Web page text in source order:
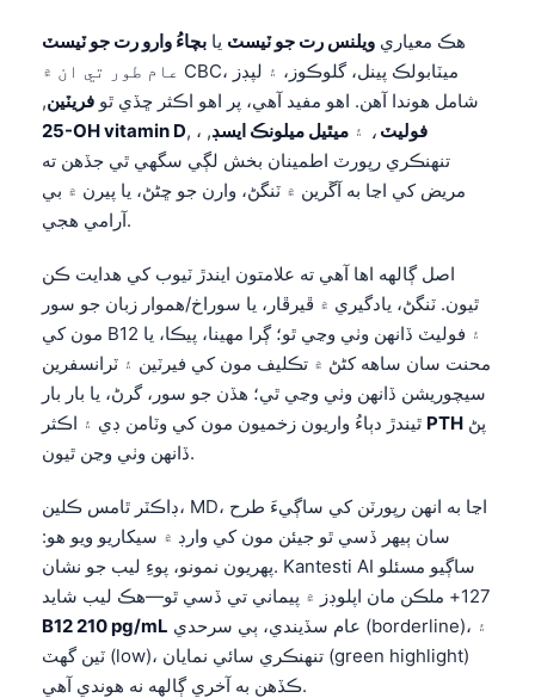
هڪ معياري ويلنس رت جو ٽيسٽ يا بچاءُ وارو رت جو ٽيسٽ
عام طور تي ان ۾ CBC، ميٽابولڪ پينل، گلوڪوز، ۽ لپڊز
شامل هوندا آهن. اهو مفيد آهي، پر اهو اڪثر ڇڏي ٿو فريٽين,
25-OH vitamin D, فوليٽ ، ۽ ميٿيل ميلونڪ ايسڊ, ،
تنهنڪري رپورٽ اطمينان بخش لڳي سگهي ٿي جڏهن ته
مريض کي اڃا به آڱرين ۾ ٽنگڻ، وارن جو ڇڻڻ، يا پيرن ۾ بي
آرامي هجي.
اصل ڳالهه اها آهي ته علامتون ايندڙ ٽيوب کي هدايت ڪن
ٿيون. ٽنگڻ، يادگيري ۾ ڦيرڦار، يا سوراخ/هموار زبان جو سور
مون کي B12 ۽ فوليٽ ڏانهن وٺي وڃي ٿو؛ ڳرا مهينا، پيڪا، يا
محنت سان ساهه کڻڻ ۾ تڪليف مون کي فيرٽين ۽ ٽرانسفرين
سيچوريشن ڏانهن وٺي وڃي ٿي؛ هڏن جو سور، گرڻ، يا بار بار
PTH
ڏانهن وٺي وڃن ٿيون.
ڊاڪٽر ٿامس ڪلين، MD، اڃا به انهن رپورٽن کي ساڳيءَ طرح
سان ٻيهر ڏسي ٿو جيئن مون کي وارڊ ۾ سيکاريو ويو هو:
پهريون نمونو، پوءِ ليب جو نشان. Kantesti AI ساڳيو مسئلو
127+ ملڪن مان اپلوڊز ۾ پيماني تي ڏسي ٿو—هڪ ليب شايد
B12 210 pg/mL
ٽين گهٽ (low)، تنهنڪري سائي نمايان (green highlight)
ڪڏهن به آخري ڳالهه نه هوندي آهي.